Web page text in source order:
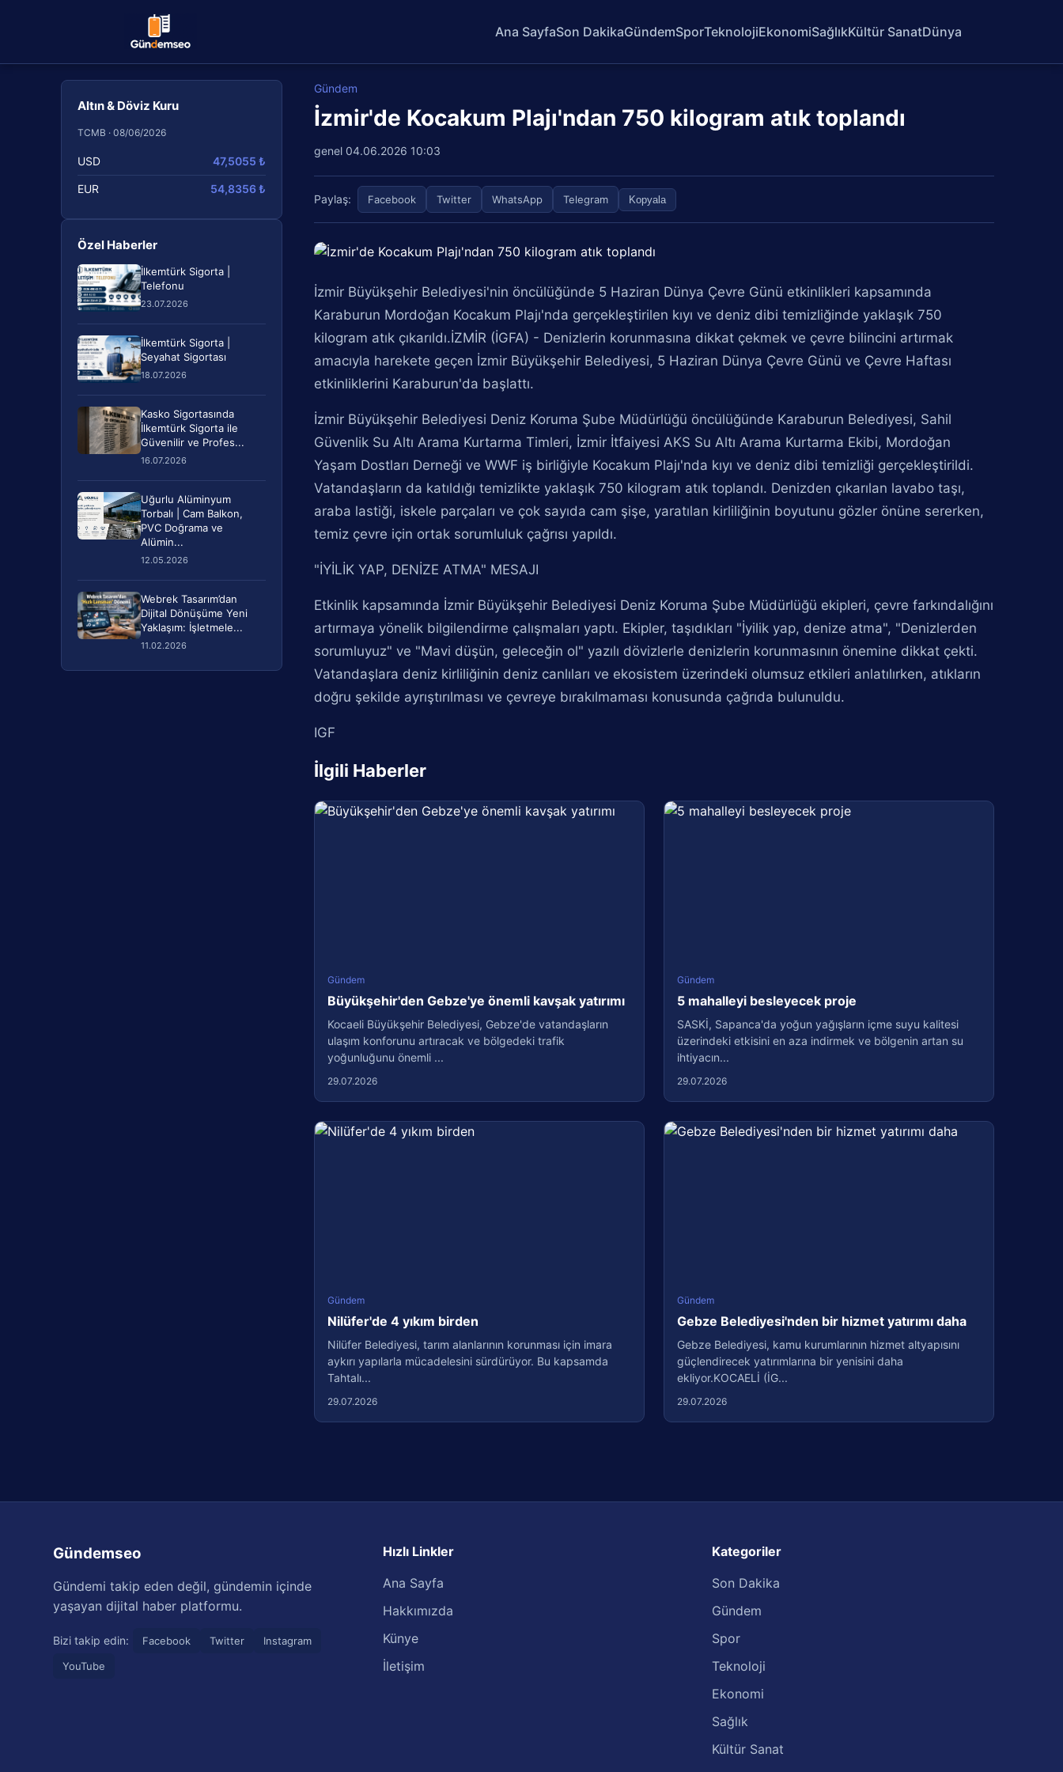
Ana SayfaSon DakikaGündemSporTeknolojiEkonomiSağlıkKültür SanatDünya
Altın & Döviz Kuru
TCMB · 08/06/2026
USD 47,5055 ₺
EUR 54,8356 ₺
Özel Haberler
İlkemtürk Sigorta |
Telefonu
23.07.2026
İlkemtürk Sigorta |
Seyahat Sigortası
18.07.2026
Kasko Sigortasında
İlkemtürk Sigorta ile
Güvenilir ve Profes...
16.07.2026
Uğurlu Alüminyum
Torbalı | Cam Balkon,
PVC Doğrama ve
Alümin...
12.05.2026
Webrek Tasarım’dan
Dijital Dönüşüme Yeni
Yaklaşım: İşletmele...
11.02.2026
Gündem
İzmir'de Kocakum Plajı'ndan 750 kilogram atık toplandı
genel 04.06.2026 10:03
Paylaş: Facebook Twitter WhatsApp Telegram Kopyala
İzmir Büyükşehir Belediyesi'nin öncülüğünde 5 Haziran Dünya Çevre Günü etkinlikleri kapsamında
Karaburun Mordoğan Kocakum Plajı'nda gerçekleştirilen kıyı ve deniz dibi temizliğinde yaklaşık 750
kilogram atık çıkarıldı.İZMİR (İGFA) - Denizlerin korunmasına dikkat çekmek ve çevre bilincini artırmak
amacıyla harekete geçen İzmir Büyükşehir Belediyesi, 5 Haziran Dünya Çevre Günü ve Çevre Haftası
etkinliklerini Karaburun'da başlattı.
İzmir Büyükşehir Belediyesi Deniz Koruma Şube Müdürlüğü öncülüğünde Karaburun Belediyesi, Sahil
Güvenlik Su Altı Arama Kurtarma Timleri, İzmir İtfaiyesi AKS Su Altı Arama Kurtarma Ekibi, Mordoğan
Yaşam Dostları Derneği ve WWF iş birliğiyle Kocakum Plajı'nda kıyı ve deniz dibi temizliği gerçekleştirildi.
Vatandaşların da katıldığı temizlikte yaklaşık 750 kilogram atık toplandı. Denizden çıkarılan lavabo taşı,
araba lastiği, iskele parçaları ve çok sayıda cam şişe, yaratılan kirliliğinin boyutunu gözler önüne sererken,
temiz çevre için ortak sorumluluk çağrısı yapıldı.
"İYİLİK YAP, DENİZE ATMA" MESAJI
Etkinlik kapsamında İzmir Büyükşehir Belediyesi Deniz Koruma Şube Müdürlüğü ekipleri, çevre farkındalığını
artırmaya yönelik bilgilendirme çalışmaları yaptı. Ekipler, taşıdıkları "İyilik yap, denize atma", "Denizlerden
sorumluyuz" ve "Mavi düşün, geleceğin ol" yazılı dövizlerle denizlerin korunmasının önemine dikkat çekti.
Vatandaşlara deniz kirliliğinin deniz canlıları ve ekosistem üzerindeki olumsuz etkileri anlatılırken, atıkların
doğru şekilde ayrıştırılması ve çevreye bırakılmaması konusunda çağrıda bulunuldu.
IGF
İlgili Haberler
Gündem
Büyükşehir'den Gebze'ye önemli kavşak yatırımı
Kocaeli Büyükşehir Belediyesi, Gebze'de vatandaşların
ulaşım konforunu artıracak ve bölgedeki trafik
yoğunluğunu önemli ...
29.07.2026
Gündem
5 mahalleyi besleyecek proje
SASKİ, Sapanca'da yoğun yağışların içme suyu kalitesi
üzerindeki etkisini en aza indirmek ve bölgenin artan su
ihtiyacın...
29.07.2026
Gündem
Nilüfer'de 4 yıkım birden
Nilüfer Belediyesi, tarım alanlarının korunması için imara
aykırı yapılarla mücadelesini sürdürüyor. Bu kapsamda
Tahtalı...
29.07.2026
Gündem
Gebze Belediyesi'nden bir hizmet yatırımı daha
Gebze Belediyesi, kamu kurumlarının hizmet altyapısını
güçlendirecek yatırımlarına bir yenisini daha
ekliyor.KOCAELİ (İG...
29.07.2026
Gündemseo
Gündemi takip eden değil, gündemin içinde
yaşayan dijital haber platformu.
Bizi takip edin: Facebook Twitter
Instagram
YouTube
Hızlı Linkler
Ana Sayfa
Hakkımızda
Künye
İletişim
Kategoriler
Son Dakika
Gündem
Spor
Teknoloji
Ekonomi
Sağlık
Kültür Sanat